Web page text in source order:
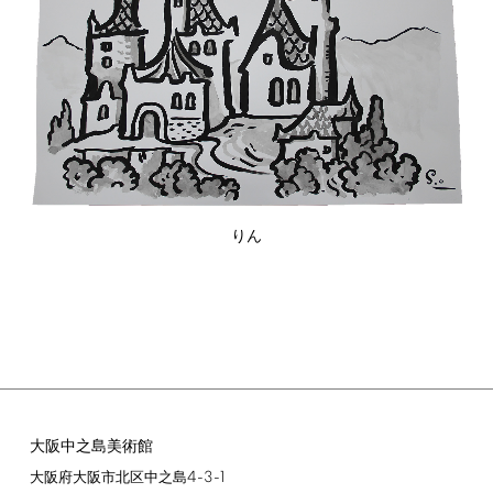
りん
大阪中之島美術館
大阪府大阪市北区中之島4-3-1